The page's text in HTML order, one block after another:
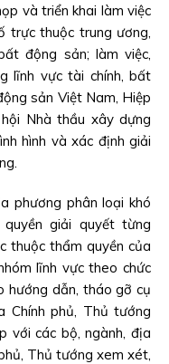
và triển khai làm việc
trực thuộc trung ương,
động sản; làm việc,
lĩnh vực tài chính, bất
sản Việt Nam, Hiệp
Nhà thầu xây dựng
hình và xác định giải
phương phân loại khó
giải quyết từng
thuộc thẩm quyền của
lĩnh vực theo chức
hướng dẫn, tháo gỡ cụ
Chính phủ, Thủ tướng
với các bộ, ngành, địa
Thủ tướng xem xét,